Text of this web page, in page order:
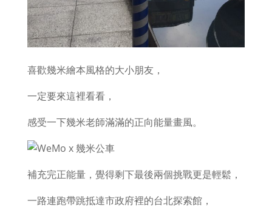
喜歡幾米繪本風格的大小朋友，
一定要來這裡看看，
感受一下幾米老師滿滿的正向能量畫風。
補充完正能量，覺得剩下最後兩個挑戰更是輕鬆，
一路連跑帶跳抵達市政府裡的台北探索館，